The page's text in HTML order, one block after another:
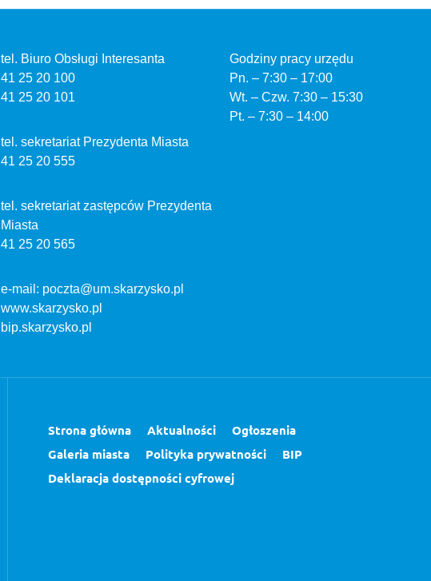
tel. Biuro Obsługi Interesanta
41 25 20 100
41 25 20 101
tel. sekretariat Prezydenta Miasta
41 25 20 555
tel. sekretariat zastępców Prezydenta
Miasta
41 25 20 565
e-mail: poczta@um.skarzysko.pl
www.skarzysko.pl
bip.skarzysko.pl
Godziny pracy urzędu
Pn. – 7:30 – 17:00
Wt. – Czw. 7:30 – 15:30
Pt. – 7:30 – 14:00
Strona główna Aktualności
Ogłoszenia
Galeria miasta
Polityka prywatności
BIP
Deklaracja dostępności cyfrowej